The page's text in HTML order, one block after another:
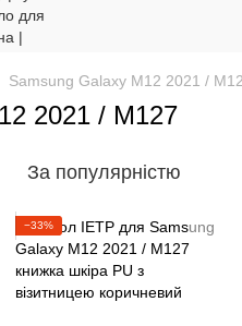
Samsung Galaxy M12 2021 /
2021 / M127
За популярністю
−33%